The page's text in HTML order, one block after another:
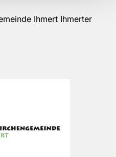
Ihmert Ihmerter